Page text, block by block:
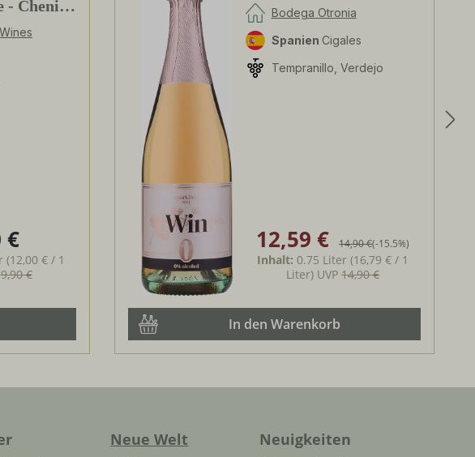
- Chenin
Blanc
Preis:
€
(12,00 € / 1
9,90 €
alkoholfrei
Bodega Otronia
Spanien Cigales
Tempranillo, Verdejo
Verkaufspreis:
12,59 € Regulärer Preis:
14,90 €(-15.5%)
Inhalt: 0.75 Liter(16,79 € / 1
Liter) UVP14,90 €
In den Warenkorb
Neue Welt Neuigkeiten